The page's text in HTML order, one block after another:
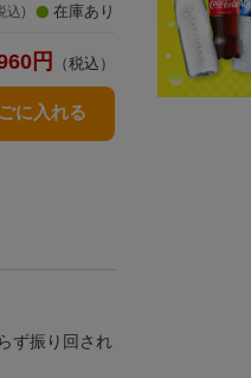
込) 在庫あり
円 （税込）
に入れる
ず振り回され